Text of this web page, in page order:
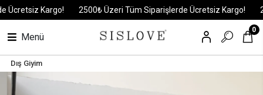
Kargo! 2500₺ Üzeri Tüm Siparişlerde Ücretsiz Kargo!
Menü
0
Dış Giyim